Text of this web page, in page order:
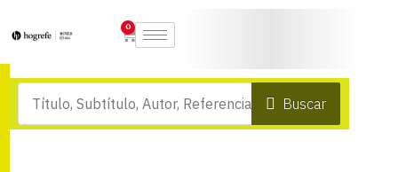
0
Buscar